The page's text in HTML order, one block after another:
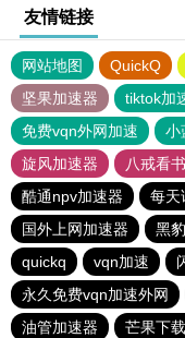
友情链接
网站地图 QuickQ
坚果加速器
tiktok加
免费vqn外网加速
小
旋风加速器
八戒看书
酷通npv加速器
每天
国外上网加速器
黑
quickq
vqn加速
永久免费vqn加速外网
油管加速器
芒果下